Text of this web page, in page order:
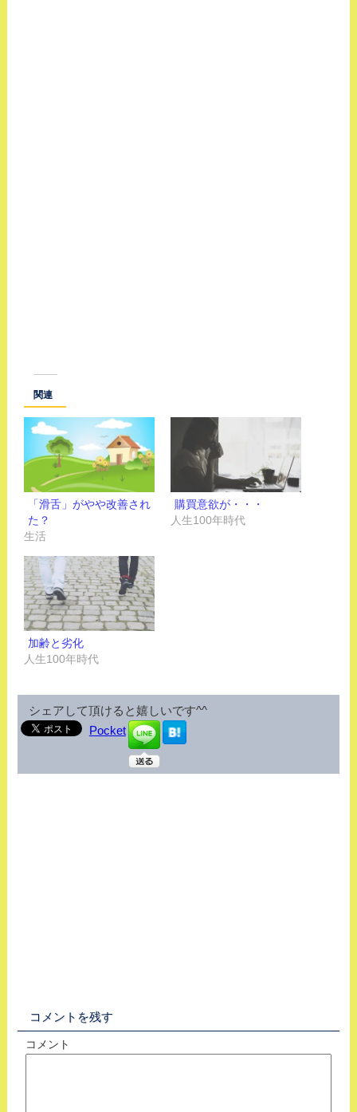
関連
「滑舌」がやや改善され
た？
生活
購買意欲が・・・
人生100年時代
加齢と劣化
人生100年時代
シェアして頂けると嬉しいです^^
Pocket
コメントを残す
コメント